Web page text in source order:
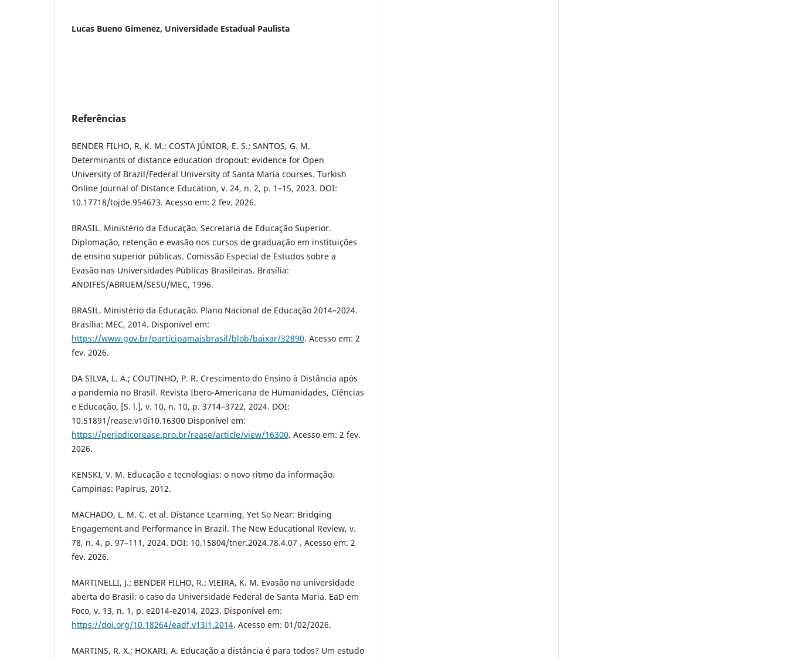
Lucas Bueno Gimenez, Universidade Estadual Paulista
Referências
BENDER FILHO, R. K. M.; COSTA JÚNIOR, E. S.; SANTOS, G. M.
Determinants of distance education dropout: evidence for Open
University of Brazil/Federal University of Santa Maria courses. Turkish
Online Journal of Distance Education, v. 24, n. 2, p. 1–15, 2023. DOI:
10.17718/tojde.954673. Acesso em: 2 fev. 2026.
BRASIL. Ministério da Educação. Secretaria de Educação Superior.
Diplomação, retenção e evasão nos cursos de graduação em instituições
de ensino superior públicas. Comissão Especial de Estudos sobre a
Evasão nas Universidades Públicas Brasileiras. Brasília:
ANDIFES/ABRUEM/SESU/MEC, 1996.
BRASIL. Ministério da Educação. Plano Nacional de Educação 2014–2024.
Brasília: MEC, 2014. Disponível em:
https://www.gov.br/participamaisbrasil/blob/baixar/32890. Acesso em: 2
fev. 2026.
DA SILVA, L. A.; COUTINHO, P. R. Crescimento do Ensino à Distância após
a pandemia no Brasil. Revista Ibero-Americana de Humanidades, Ciências
e Educação, [S. l.], v. 10, n. 10, p. 3714–3722, 2024. DOI:
10.51891/rease.v10i10.16300 Disponível em:
https://periodicorease.pro.br/rease/article/view/16300. Acesso em: 2 fev.
2026.
KENSKI, V. M. Educação e tecnologias: o novo ritmo da informação.
Campinas: Papirus, 2012.
MACHADO, L. M. C. et al. Distance Learning, Yet So Near: Bridging
Engagement and Performance in Brazil. The New Educational Review, v.
78, n. 4, p. 97–111, 2024. DOI: 10.15804/tner.2024.78.4.07 . Acesso em: 2
fev. 2026.
MARTINELLI, J.; BENDER FILHO, R.; VIEIRA, K. M. Evasão na universidade
aberta do Brasil: o caso da Universidade Federal de Santa Maria. EaD em
Foco, v. 13, n. 1, p. e2014-e2014, 2023. Disponível em:
https://doi.org/10.18264/eadf.v13i1.2014. Acesso em: 01/02/2026.
MARTINS, R. X.; HOKARI, A. Educação a distância é para todos? Um estudo